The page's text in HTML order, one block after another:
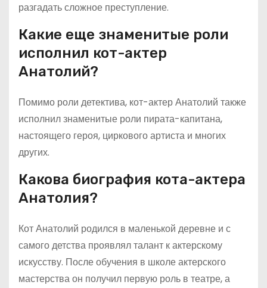
разгадать сложное преступление.
Какие еще знаменитые роли
исполнил кот-актер
Анатолий?
Помимо роли детектива, кот-актер Анатолий также
исполнил знаменитые роли пирата-капитана,
настоящего героя, циркового артиста и многих
других.
Какова биография кота-актера
Анатолия?
Кот Анатолий родился в маленькой деревне и с
самого детства проявлял талант к актерскому
искусству. После обучения в школе актерского
мастерства он получил первую роль в театре, а